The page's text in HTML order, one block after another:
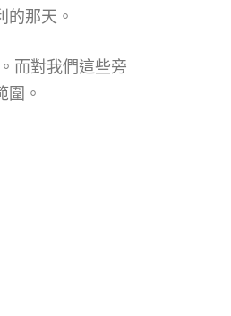
那天。
而對我們這些旁
圍。